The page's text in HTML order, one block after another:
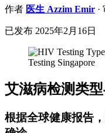
作者 医生 Azzim Emir ·
已发布 2025年2月16日
艾滋病检测类
根据全球健康报告